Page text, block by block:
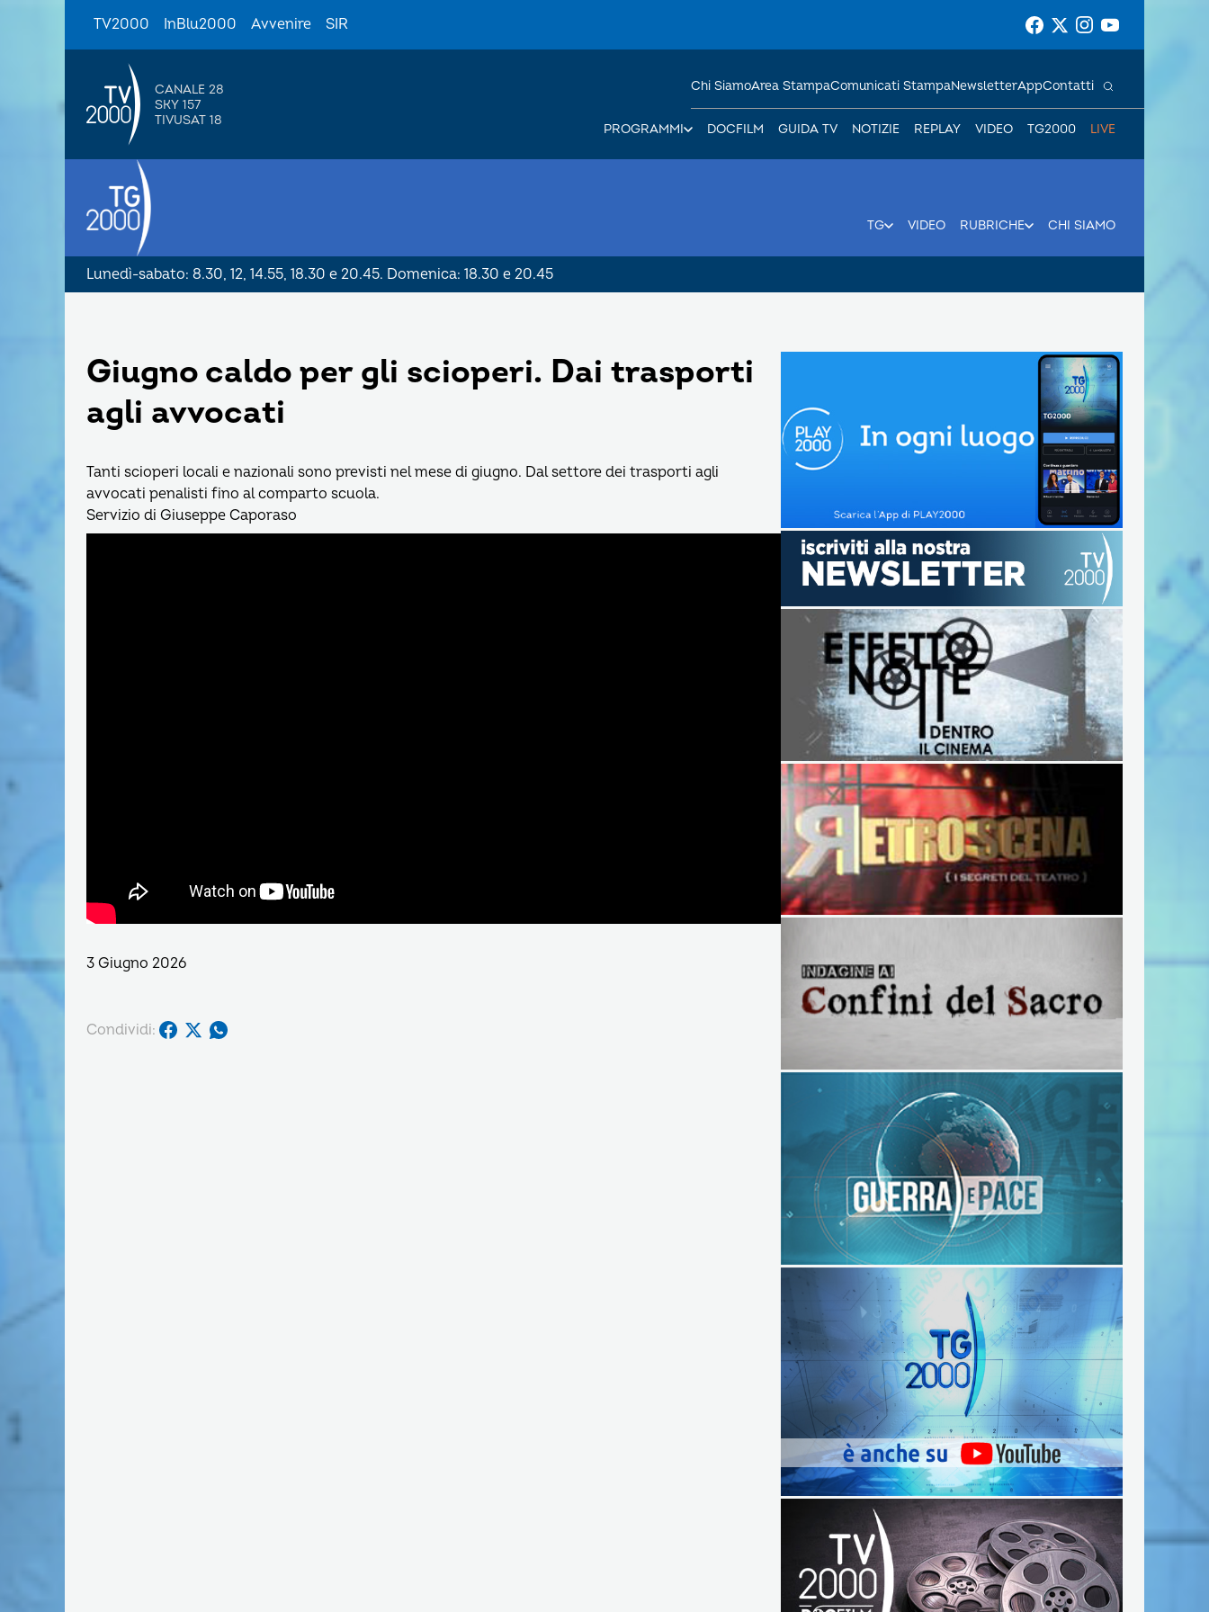
TV2000 InBlu2000 Avvenire SIR
CANALE 28
SKY 157
TIVUSAT 18
PROGRAMMI DOCFILM GUIDA TV NOTIZIE REPLAY VIDEO TG2000 LIVE
Chi SiamoArea StampaComunicati StampaNewsletterAppContatti
TG VIDEO RUBRICHE CHI SIAMO
Lunedì-sabato: 8.30, 12, 14.55, 18.30 e 20.45. Domenica: 18.30 e 20.45
Giugno caldo per gli scioperi. Dai trasporti
agli avvocati
Tanti scioperi locali e nazionali sono previsti nel mese di giugno. Dal settore dei trasporti agli
avvocati penalisti fino al comparto scuola.
Servizio di Giuseppe Caporaso
3 Giugno 2026
Condividi: